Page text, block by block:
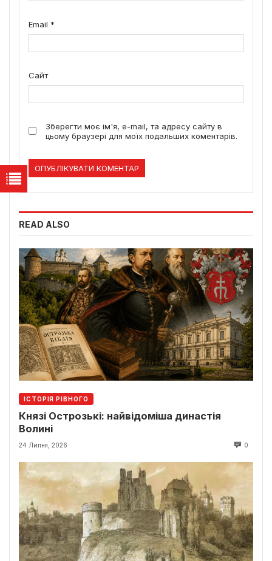
Email *
Сайт
Зберегти моє ім'я, e-mail, та адресу сайту в
цьому браузері для моїх подальших коментарів.
READ ALSO
ІСТОРІЯ РІВНОГО
Князі Острозькі: найвідоміша династія
Волині
24 Липня, 2026 0